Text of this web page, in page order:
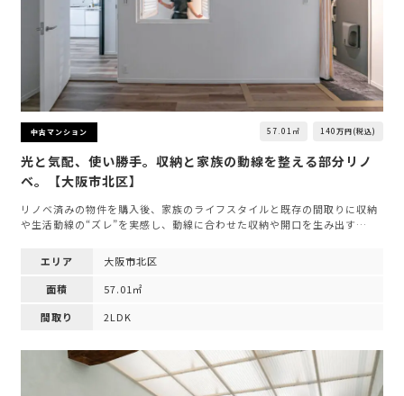
中古マンション 57.01㎡ 140万円(税込)
光と気配、使い勝手。収納と家族の動線を整える部分リノ
ベ。【大阪市北区】
リノベ済みの物件を購入後、家族のライフスタイルと既存の間取りに収納
や生活動線の“ズレ”を実感し、動線に合わせた収納や開口を生み出す…
エリア
大阪市北区
面積
57.01㎡
間取り
2LDK